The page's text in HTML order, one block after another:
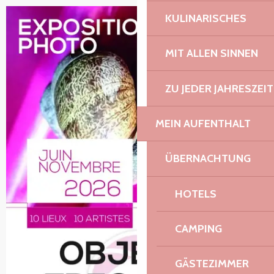
KULINARISCHES
MIT ALLEN SINNEN
ZU JEDER JAHRESZEIT
MEIN AUFENTHALT
ÜBERNACHTUNG
HOTELS
CAMPING
GÄSTEZIMMER